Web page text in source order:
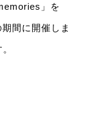
」を
間に開催しま